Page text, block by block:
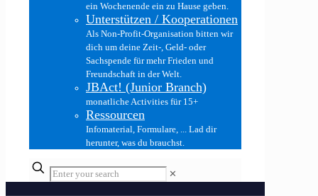
ein Wochenende ein zu Hause geben.
Unterstützen / Kooperationen
Als Non-Profit-Organisation bitten wir
dich um deine Zeit-, Geld- oder
Sachspende für mehr Frieden und
Freundschaft in der Welt.
JBAct! (Junior Branch)
monatliche Activities für 15+
Ressourcen
Infomaterial, Formulare, ... Lad dir
herunter, was du brauchst.
✕